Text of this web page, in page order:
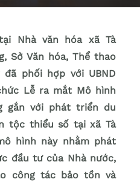
Nhà văn hóa xã Tà
Sở Văn hóa, Thể thao
phối hợp với UBND
Lễ ra mắt Mô hình
gắn với phát triển du
tộc thiểu số tại xã Tà
hình này nhằm phát
đầu tư của Nhà nước,
công tác bảo tồn và